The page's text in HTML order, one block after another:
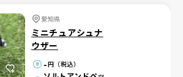
愛知県
ミニチュアシュナ
ウザー
-円（税込）